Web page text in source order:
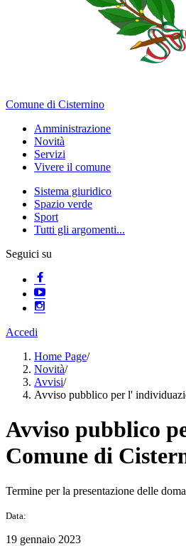
Comune di Cisternino
Amministrazione
Novità
Servizi
Vivere il comune
Sistema giuridico
Spazio verde
Sport
Tutti gli argomenti...
Seguici su
Accedi
Home Page/
Novità/
Avvisi/
Avviso pubblico per l'
Avviso pubblico
Comune di
Termine per la presentazione delle
Data:
19 gennaio 2023